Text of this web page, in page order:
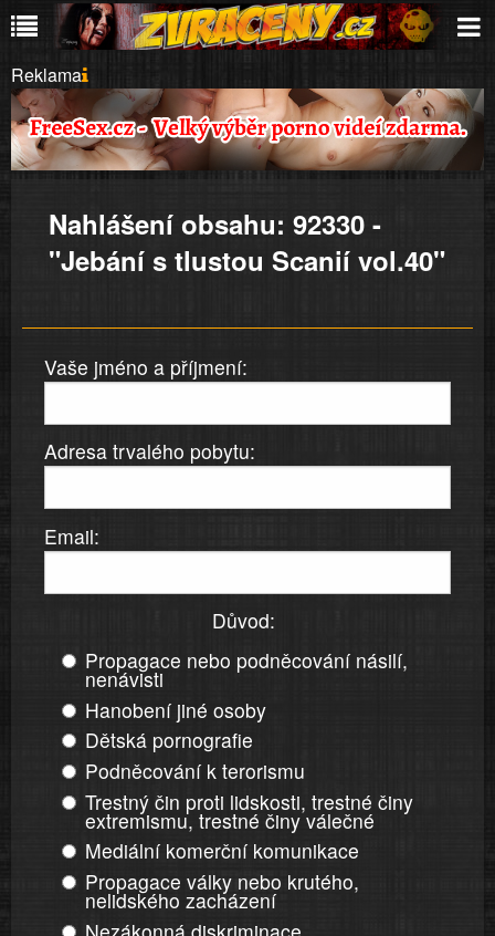
Reklama
Nahlášení obsahu: 92330 -
"Jebání s tlustou Scanií vol.40"
Vaše jméno a příjmení:
Adresa trvalého pobytu:
Email:
Důvod:
Propagace nebo podněcování násilí,
nenávisti
Hanobení jiné osoby
Dětská pornografie
Podněcování k terorismu
Trestný čin proti lidskosti, trestné činy
extremismu, trestné činy válečné
Mediální komerční komunikace
Propagace války nebo krutého,
nelidského zacházení